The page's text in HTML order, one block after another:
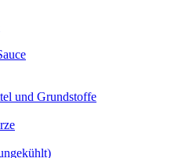
und Grundstoffe